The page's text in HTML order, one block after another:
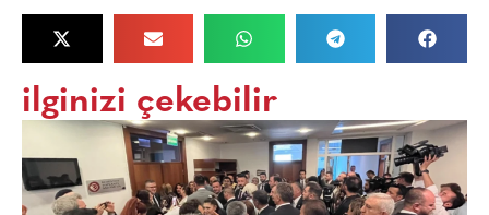
ilginizi çekebilir